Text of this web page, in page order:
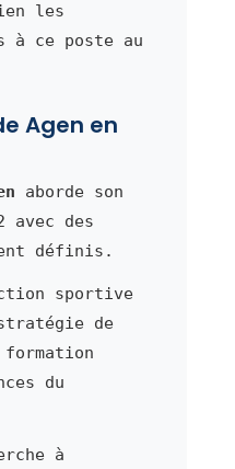
les
à ce poste au
Agen en
aborde son
avec des
définis.
sportive
de
du
à